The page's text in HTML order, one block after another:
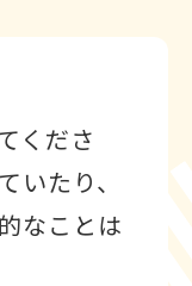
くださ
いたり、
なことは